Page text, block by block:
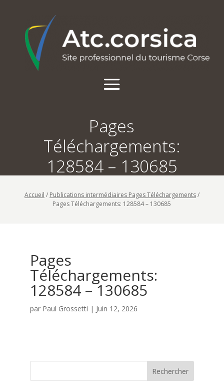
Pages
Téléchargements:
128584 – 130685
Accueil / Publications intermédiaires Pages Téléchargements/
Pages Téléchargements: 128584 – 130685
Pages
Téléchargements:
128584 – 130685
par Paul Grossetti | Juin 12, 2026
Rechercher